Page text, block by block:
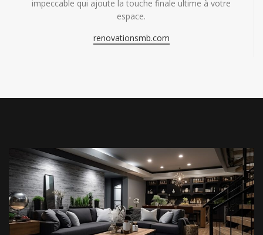
impeccable qui ajoute la touche finale ultime à votre
espace.
renovationsmb.com